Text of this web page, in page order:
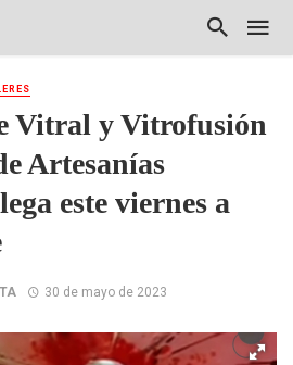
Vitral y Vitrofusión
Artesanías
este viernes a
30 de mayo de 2023